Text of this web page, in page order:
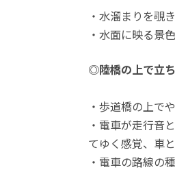
・水溜まりを覗
・水面に映る景
◎陸橋の上で立
・歩道橋の上で
・電車が走行音
てゆく感覚、車
・電車の路線の